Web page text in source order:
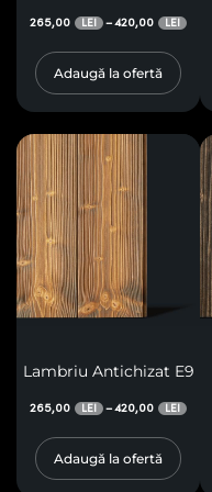
265,00 LEI –420,00 LEI
Adaugă la ofertă
Lambriu Antichizat E9
265,00 LEI –420,00 LEI
Adaugă la ofertă